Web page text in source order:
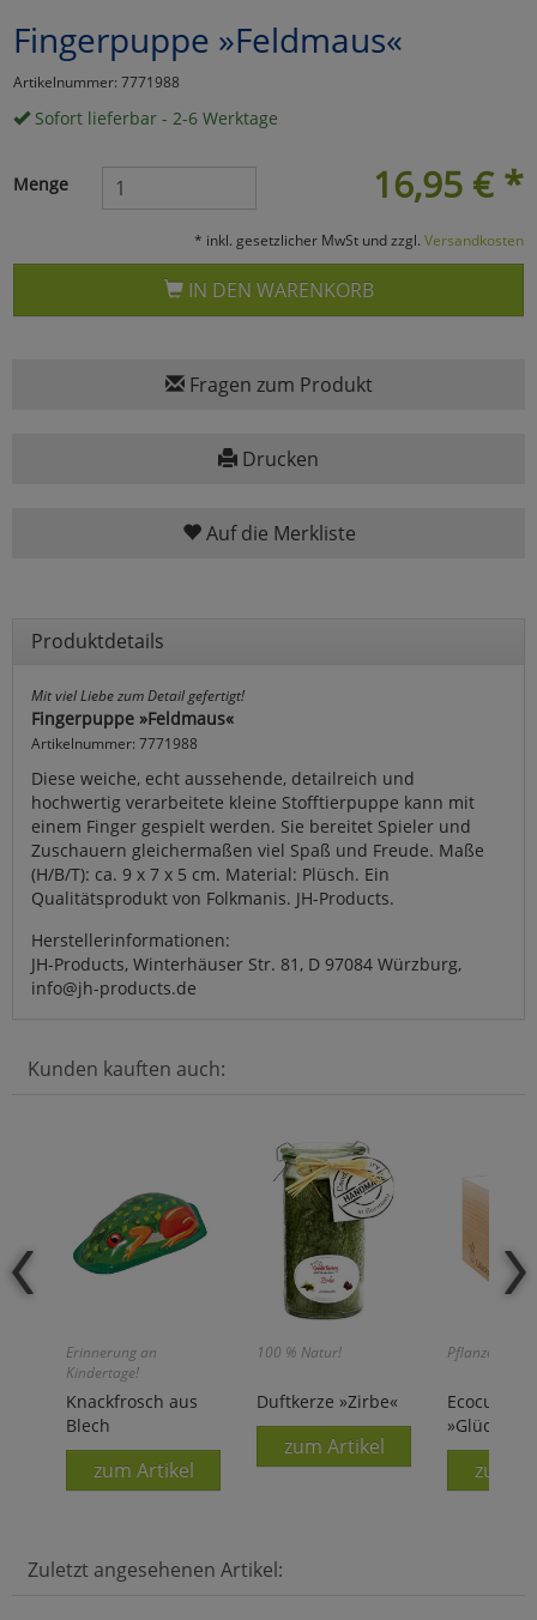
Fingerpuppe »Feldmaus«
Artikelnummer: 7771988
Sofort lieferbar - 2-6 Werktage
16,95 € *
Menge
* inkl. gesetzlicher MwSt und zzgl. Versandkosten
IN DEN WARENKORB
Fragen zum Produkt
Drucken
Auf die Merkliste
Produktdetails
Mit viel Liebe zum Detail gefertigt!
Fingerpuppe »Feldmaus«
Artikelnummer: 7771988
Diese weiche, echt aussehende, detailreich und
hochwertig verarbeitete kleine Stofftierpuppe kann mit
einem Finger gespielt werden. Sie bereitet Spieler und
Zuschauern gleichermaßen viel Spaß und Freude. Maße
(H/B/T): ca. 9 x 7 x 5 cm. Material: Plüsch. Ein
Qualitätsprodukt von Folkmanis. JH-Products.
Herstellerinformationen:
JH-Products, Winterhäuser Str. 81, D 97084 Würzburg,
info@jh-products.de
Kunden kauften auch:
Erinnerung an
Kindertage!
Knackfrosch aus
Blech
zum Artikel
100 % Natur!
Duftkerze »Zirbe«
zum Artikel
Pflanzen Sie
Ecocube
zum
Zuletzt angesehenen Artikel:
Marketing
Umfragetools
Cookies
Einstellungen speichern
zu Haupptseite